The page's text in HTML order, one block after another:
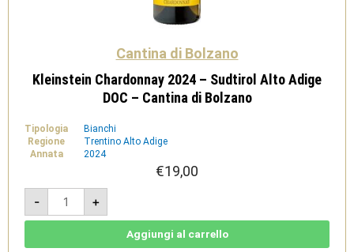
Cantina di Bolzano
Kleinstein Chardonnay 2024 – Sudtirol Alto Adige
DOC – Cantina di Bolzano
Tipologia
Bianchi
Regione
Trentino Alto Adige
Annata
2024
€19,00
-
Kleinstein
Chardonnay
2024
-
+
Aggiungi al carrello